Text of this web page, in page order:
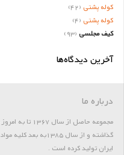
کوله پشتی (42)
کوله پشتی (4)
کیف مجلسی (93)
آخرین دیدگاه‌ها
درباره ما
مجموعه حاصل از
گذاشته و از سال
ایران تولید کرده است .